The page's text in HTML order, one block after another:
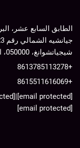
الطابق السابع عشر،
شيجياتشوانغ، 050000، الصين
+8613785113278
+8615511616069
[email protected]
[email protected]
[email protected]